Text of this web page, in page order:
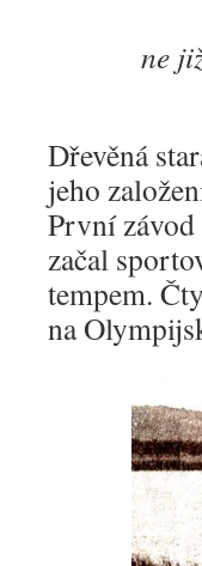
ne
Dřevěná
jeho
První závod
začal
tempem.
na